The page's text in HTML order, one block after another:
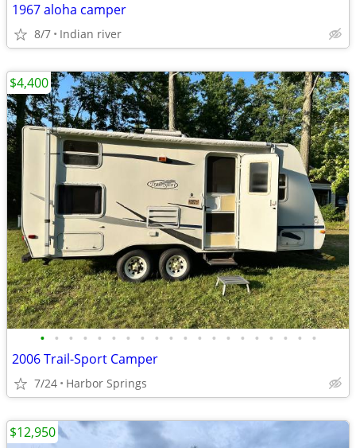
1967 aloha camper
8/7 Indian river
• • • • • • • • • • • • • • • • • • • •
2006 Trail-Sport Camper
7/24 Harbor Springs
$4,400
$12,950